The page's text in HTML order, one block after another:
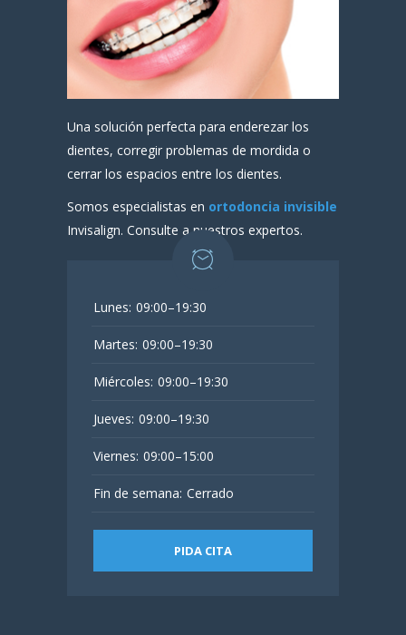
Una solución perfecta para enderezar los
dientes, corregir problemas de mordida o
cerrar los espacios entre los dientes.
Somos especialistas en ortodoncia invisible
Invisalign. Consulte a nuestros expertos.
Lunes: 09:00–19:30
Martes: 09:00–19:30
Miércoles: 09:00–19:30
Jueves: 09:00–19:30
Viernes: 09:00–15:00
Fin de semana: Cerrado
PIDA CITA